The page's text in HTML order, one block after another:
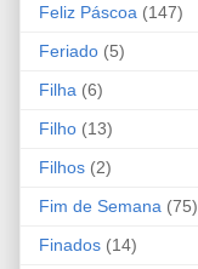
Feliz Páscoa (147)
Feriado (5)
Filha (6)
Filho (13)
Filhos (2)
Fim de Semana (75)
Finados (14)